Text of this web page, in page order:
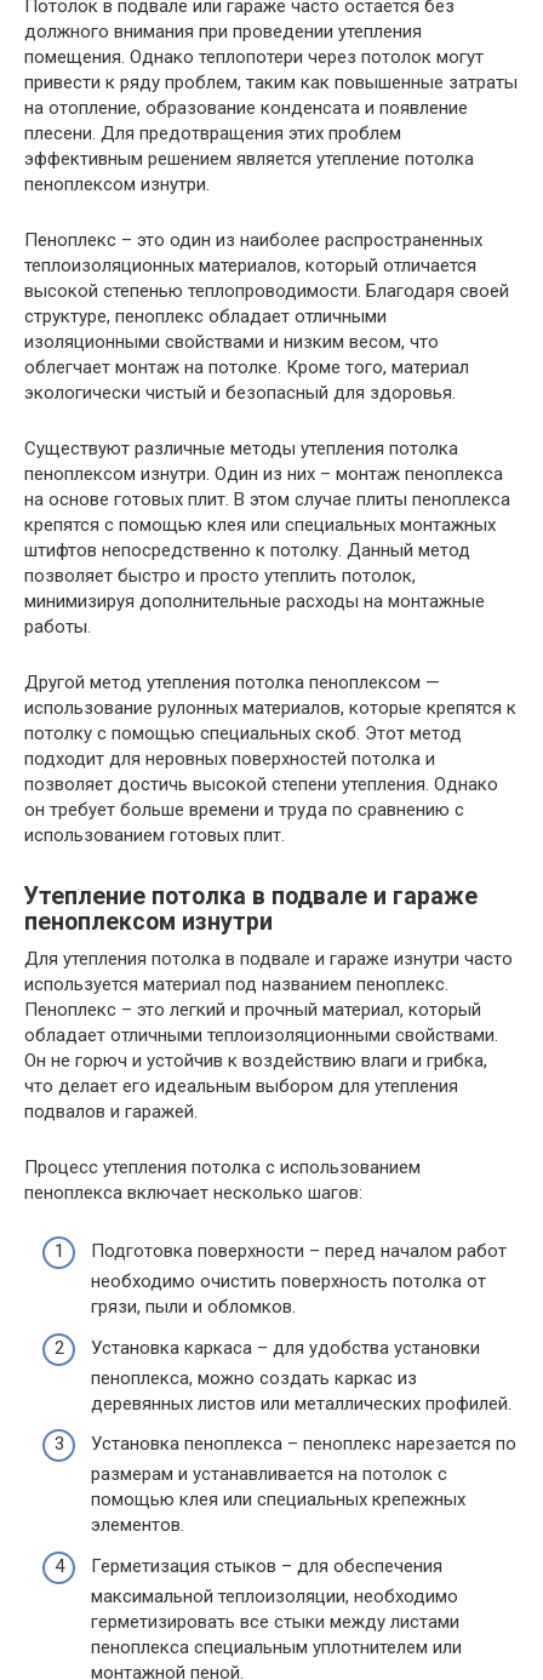
Потолок в подвале или гараже часто остается без
должного внимания при проведении утепления
помещения. Однако теплопотери через потолок могут
привести к ряду проблем, таким как повышенные затраты
на отопление, образование конденсата и появление
плесени. Для предотвращения этих проблем
эффективным решением является утепление потолка
пеноплексом изнутри.
Пеноплекс – это один из наиболее распространенных
теплоизоляционных материалов, который отличается
высокой степенью теплопроводимости. Благодаря своей
структуре, пеноплекс обладает отличными
изоляционными свойствами и низким весом, что
облегчает монтаж на потолке. Кроме того, материал
экологически чистый и безопасный для здоровья.
Существуют различные методы утепления потолка
пеноплексом изнутри. Один из них – монтаж пеноплекса
на основе готовых плит. В этом случае плиты пеноплекса
крепятся с помощью клея или специальных монтажных
штифтов непосредственно к потолку. Данный метод
позволяет быстро и просто утеплить потолок,
минимизируя дополнительные расходы на монтажные
работы.
Другой метод утепления потолка пеноплексом —
использование рулонных материалов, которые крепятся к
потолку с помощью специальных скоб. Этот метод
подходит для неровных поверхностей потолка и
позволяет достичь высокой степени утепления. Однако
он требует больше времени и труда по сравнению с
использованием готовых плит.
Утепление потолка в подвале и гараже
пеноплексом изнутри
Для утепления потолка в подвале и гараже изнутри часто
используется материал под названием пеноплекс.
Пеноплекс – это легкий и прочный материал, который
обладает отличными теплоизоляционными свойствами.
Он не горюч и устойчив к воздействию влаги и грибка,
что делает его идеальным выбором для утепления
подвалов и гаражей.
Процесс утепления потолка с использованием
пеноплекса включает несколько шагов:
Подготовка поверхности – перед началом работ
необходимо очистить поверхность потолка от
грязи, пыли и обломков.
Установка каркаса – для удобства установки
пеноплекса, можно создать каркас из
деревянных листов или металлических профилей.
Установка пеноплекса – пеноплекс нарезается по
размерам и устанавливается на потолок с
помощью клея или специальных крепежных
элементов.
Герметизация стыков – для обеспечения
максимальной теплоизоляции, необходимо
герметизировать все стыки между листами
пеноплекса специальным уплотнителем или
монтажной пеной.